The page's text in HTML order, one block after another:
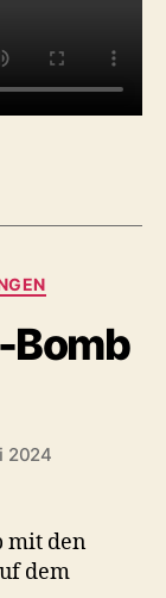
Bomb
2024
mit den
dem